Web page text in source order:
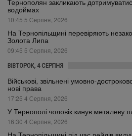
Тернополян закликають
водоймах
10:45 5 Серпня, 2026
На Тернопільщині перевіряють
Золота Липа
09:45 5 Серпня, 2026
ВІВТОРОК, 4 СЕРПНЯ
Військові, звільнені умовно-
нові права
17:25 4 Серпня, 2026
У Тернополі чоловік кинув металеву
16:30 4 Серпня, 2026